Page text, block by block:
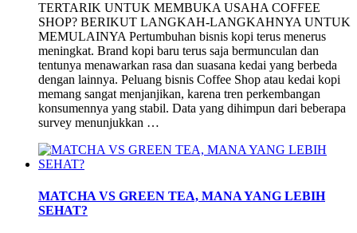
TERTARIK UNTUK MEMBUKA USAHA COFFEE
SHOP? BERIKUT LANGKAH-LANGKAHNYA UNTUK
MEMULAINYA Pertumbuhan bisnis kopi terus menerus
meningkat. Brand kopi baru terus saja bermunculan dan
tentunya menawarkan rasa dan suasana kedai yang berbeda
dengan lainnya. Peluang bisnis Coffee Shop atau kedai kopi
memang sangat menjanjikan, karena tren perkembangan
konsumennya yang stabil. Data yang dihimpun dari beberapa
survey menunjukkan …
MATCHA VS GREEN TEA, MANA YANG LEBIH
SEHAT?